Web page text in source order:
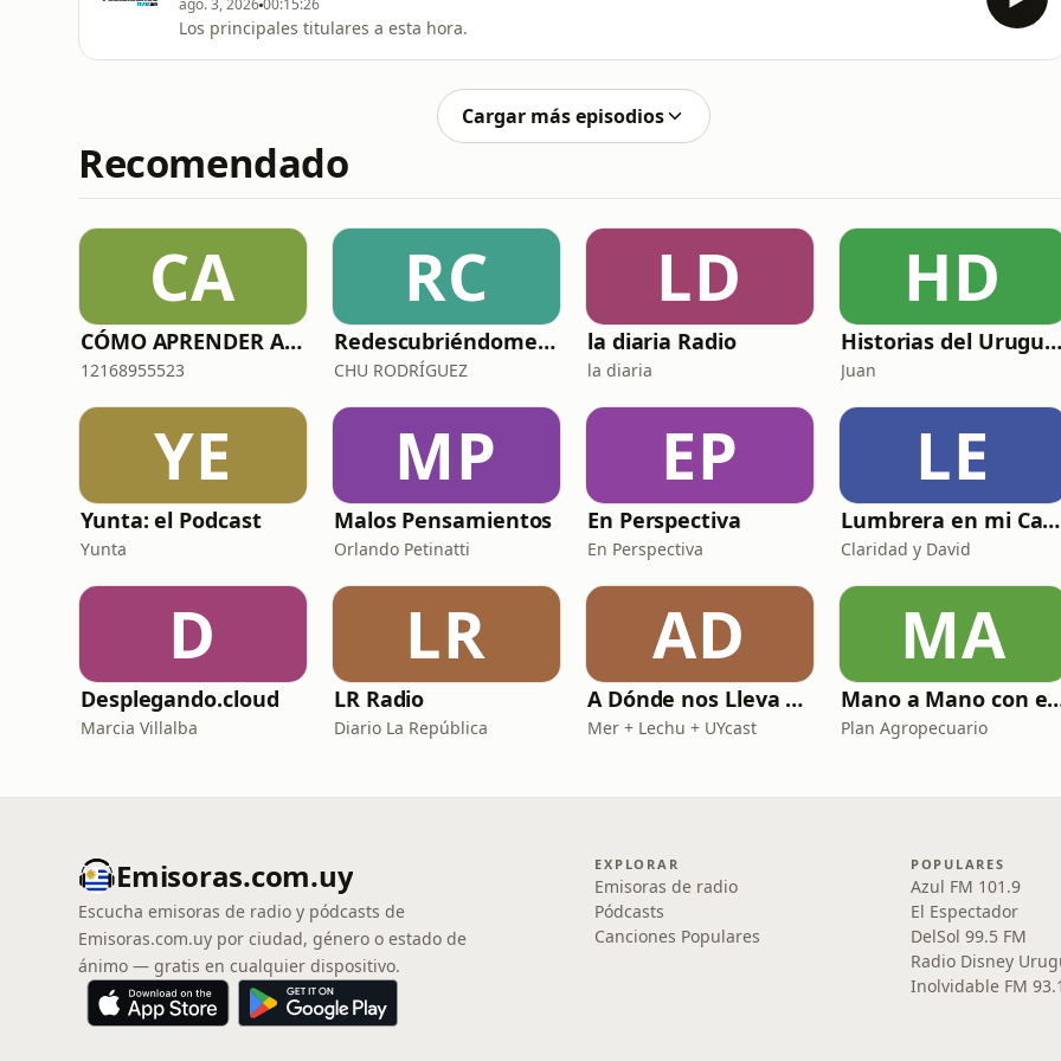
ago. 3, 202600:15:26
Los principales titulares a esta hora.
Cargar más episodios
Recomendado
CA
CÓMO APRENDER A DECIR NO (SIN MORIR EN EL INTENTO)
12168955523
RC
Redescubriéndome con Chu Rodríguez
CHU RODRÍGUEZ
LD
la diaria Radio
la diaria
HD
Historias del
Juan
YE
Yunta: el Podcast
Yunta
MP
Malos Pensamientos
Orlando Petinatti
EP
En Perspectiva
En Perspectiva
LE
Lumbrera en mi Camino - Biblia en Audio
Claridad y David
D
Desplegando.cloud
Marcia Villalba
LR
LR Radio
Diario La República
AD
A Dónde nos Lleva Esto
Mer + Lechu + UYcast
MA
Mano a Mano con
Plan Agropecuario
Emisoras.com.uy
Escucha emisoras de radio y pódcasts de
Emisoras.com.uy por ciudad, género o estado de
ánimo — gratis en cualquier dispositivo.
EXPLORAR
Emisoras de radio
Pódcasts
Canciones Populares
POPULARES
Azul FM 101.9
El Espectador
DelSol 99.5 FM
Radio Disney
Inolvidable FM